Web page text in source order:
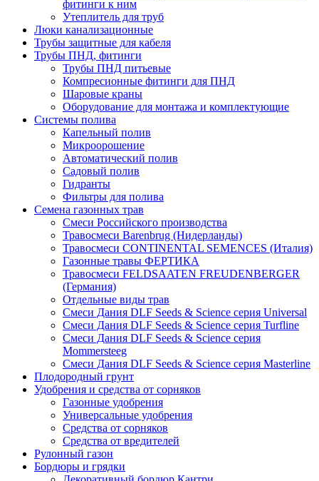
фитинги к ним
Утеплитель для труб
Люки канализационные
Трубы защитные для кабеля
Трубы ПНД, фитинги
Трубы ПНД питьевые
Компресионные фитинги для ПНД
Шаровые краны
Оборудование для монтажа и комплектующие
Системы полива
Капельный полив
Микроорошение
Автоматический полив
Садовый полив
Гидранты
Фильтры для полива
Семена газонных трав
Смеси Российского производства
Травосмеси Barenbrug (Нидерланды)
Травосмеси CONTINENTAL SEMENCES (Италия)
Газонные травы ФЕРТИКА
Травосмеси FELDSAATEN FREUDENBERGER
(Германия)
Отдельные виды трав
Смеси Дания DLF Seeds & Sciеnce серия Universal
Смеси Дания DLF Seeds & Sciеnce серия Turfline
Смеси Дания DLF Seeds & Sciеnce серия
Mommersteeg
Смеси Дания DLF Seeds & Sciеnce серия Masterline
Плодородный грунт
Удобрения и средства от сорняков
Газонные удобрения
Универсальные удобрения
Средства от сорняков
Средства от вредителей
Рулонный газон
Бордюры и грядки